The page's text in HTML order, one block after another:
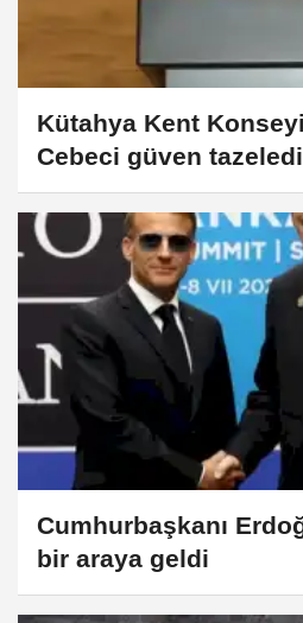
Kütahya Kent
Cebeci güven tazeledi
Cumhurbaşkanı
bir araya geldi